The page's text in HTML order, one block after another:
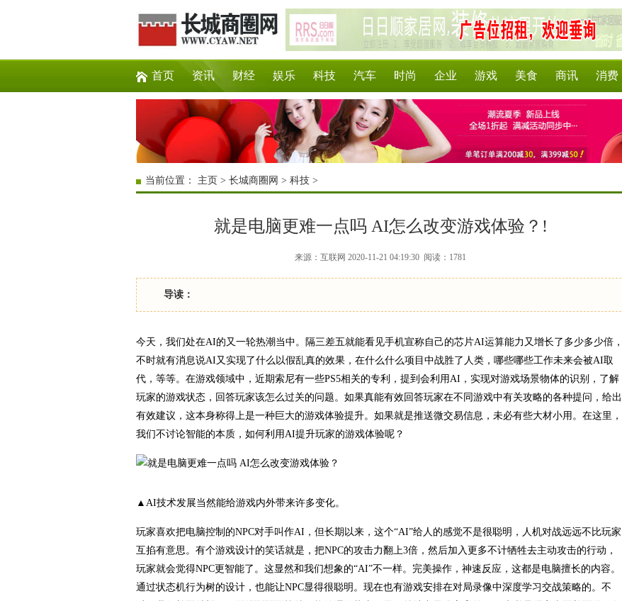
首页 资讯 财经 娱乐 科技 汽车 时尚 企业 游戏 美食 商讯 消费
当前位置： 主页 > 长城商圈网 > 科技 >
就是电脑更难一点吗 AI怎么改变游戏体验？!
来源：互联网 2020-11-21 04:19:30 阅读：1781
导读：
今天，我们处在AI的又一轮热潮当中。隔三差五就能看见手机宣称自己的芯片AI运算能力又增长了多少多少倍，
不时就有消息说AI又实现了什么以假乱真的效果，在什么什么项目中战胜了人类，哪些哪些工作未来会被AI取
代，等等。在游戏领域中，近期索尼有一些PS5相关的专利，提到会利用AI，实现对游戏场景物体的识别，了解
玩家的游戏状态，回答玩家该怎么过关的问题。如果真能有效回答玩家在不同游戏中有关攻略的各种提问，给出
有效建议，这本身称得上是一种巨大的游戏体验提升。如果就是推送微交易信息，未必有些大材小用。在这里，
我们不讨论智能的本质，如何利用AI提升玩家的游戏体验呢？
▲AI技术发展当然能给游戏内外带来许多变化。
玩家喜欢把电脑控制的NPC对手叫作AI，但长期以来，这个“AI”给人的感觉不是很聪明，人机对战远远不比玩家
互掐有意思。有个游戏设计的笑话就是，把NPC的攻击力翻上3倍，然后加入更多不计牺牲去主动攻击的行动，
玩家就会觉得NPC更智能了。这显然和我们想象的“AI”不一样。完美操作，神速反应，这都是电脑擅长的内容。
通过状态机行为树的设计，也能让NPC显得很聪明。现在也有游戏安排在对局录像中深度学习交战策略的。不